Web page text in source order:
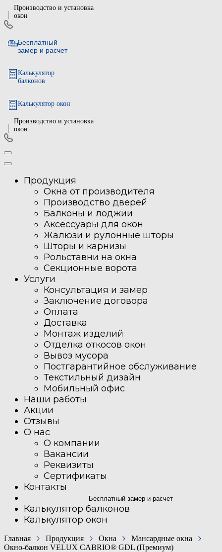
Производство и установка
окон
Бесплатный
замер и расчет
Калькулятор
балконов
Калькулятор окон
Производство и установка
окон
Продукция
Окна от производителя
Производство дверей
Балконы и лоджии
Аксессуары для окон
Жалюзи и рулонные шторы
Шторы и карнизы
Рольставни на окна
Секционные ворота
Услуги
Консультация и замер
Заключение договора
Оплата
Доставка
Монтаж изделий
Отделка откосов окон
Вывоз мусора
Постгарантийное обслуживание
Текстильный дизайн
Мобильный офис
Наши работы
Акции
Отзывы
О нас
О компании
Вакансии
Реквизиты
Сертификаты
Контакты
Бесплатный замер и расчет
Калькулятор балконов
Калькулятор окон
Главная Продукция Окна
Мансардные окна
Окно-балкон VELUX CABRIO® GDL (Премиум)